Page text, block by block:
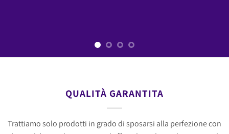
QUALITÀ GARANTITA
Trattiamo solo prodotti in grado di sposarsi alla perfezione con